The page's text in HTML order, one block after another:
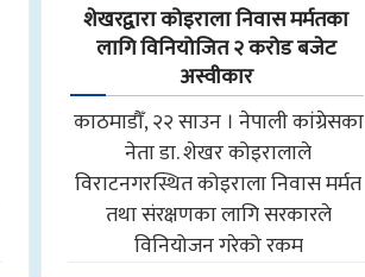
शेखरद्वारा कोइराला निवास मर्मतका
लागि विनियोजित २ करोड बजेट
अस्वीकार
काठमाडौँ, २२ साउन । नेपाली कांग्रेसका
नेता डा. शेखर कोइरालाले
विराटनगरस्थित कोइराला निवास मर्मत
तथा संरक्षणका लागि सरकारले
विनियोजन गरेको रकम